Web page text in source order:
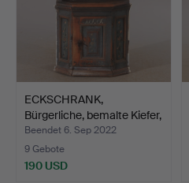
ECKSCHRANK,
Bürgerliche, bemalte Kiefer,
f…
Beendet 6. Sep 2022
9 Gebote
190 USD